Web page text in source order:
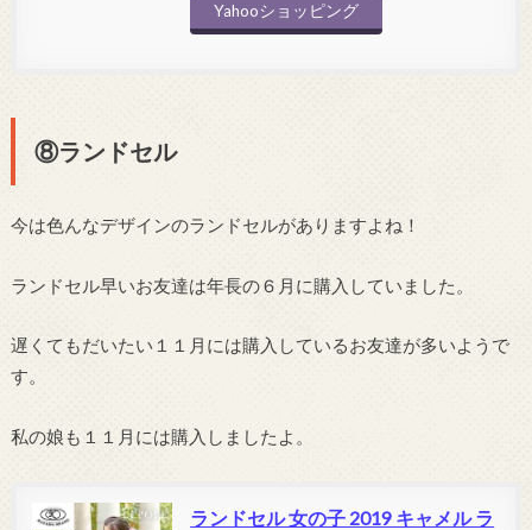
Yahooショッピング
⑧ランドセル
今は色んなデザインのランドセルがありますよね！
ランドセル早いお友達は年長の６月に購入していました。
遅くてもだいたい１１月には購入しているお友達が多いようで
す。
私の娘も１１月には購入しましたよ。
ランドセル 女の子 2019 キャメル ラ